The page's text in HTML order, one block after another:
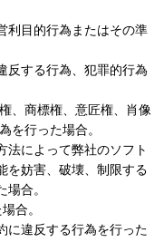
利目的行為またはその準
反する行為、犯罪的行為
、商標権、意匠権、肖像
を行った場合。
法によって弊社のソフト
を妨害、破壊、制限する
合。
合。
に違反する行為を行った